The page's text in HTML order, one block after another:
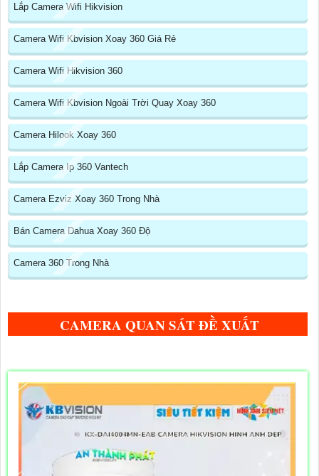
Lắp Camera Wifi Hikvision
Camera Wifi Kbvision Xoay 360 Giá Rẻ
Camera Wifi Hikvision 360
Camera Wifi Kbvision Ngoài Trời Quay Xoay 360
Camera Hilook Xoay 360
Lắp Camera Ip 360 Vantech
Camera Ezviz Xoay 360 Trong Nhà
Bán Camera Dahua Xoay 360 Độ
Camera 360 Trong Nhà
CAMERA QUAN SÁT ĐỀ XUẤT